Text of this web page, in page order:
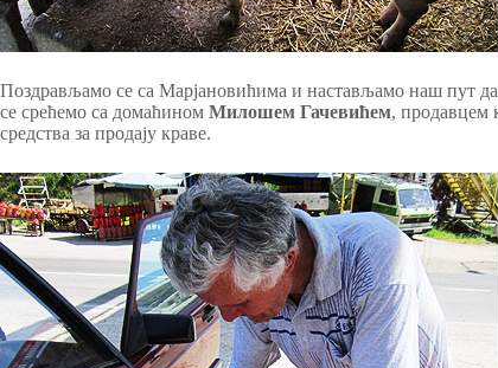
Поздрављамо се са Марјановићима и настављамо наш пут
се срећемо са домаћином Милошем Гачевићем, продавцем
средства за продају краве.